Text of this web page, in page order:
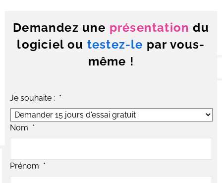
Demandez une présentation du
logiciel ou testez-le par vous-
même !
Je souhaite : *
Nom *
Prénom *